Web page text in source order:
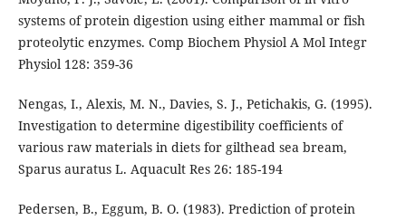
systems of protein digestion using either mammal or fish
proteolytic enzymes. Comp Biochem Physiol A Mol Integr
Physiol 128: 359-36
Nengas, I., Alexis, M. N., Davies, S. J., Petichakis, G. (1995).
Investigation to determine digestibility coefficients of
various raw materials in diets for gilthead sea bream,
Sparus auratus L. Aquacult Res 26: 185-194
Pedersen, B., Eggum, B. O. (1983). Prediction of protein